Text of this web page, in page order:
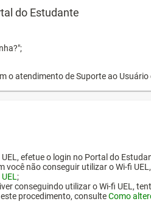
do Estudante
o atendimento de Suporte ao Usuário
efetue o login no Portal do
você não conseguir utilizar o Wi-fi
;
conseguindo utilizar o Wi-fi UEL,
procedimento, consulteComo